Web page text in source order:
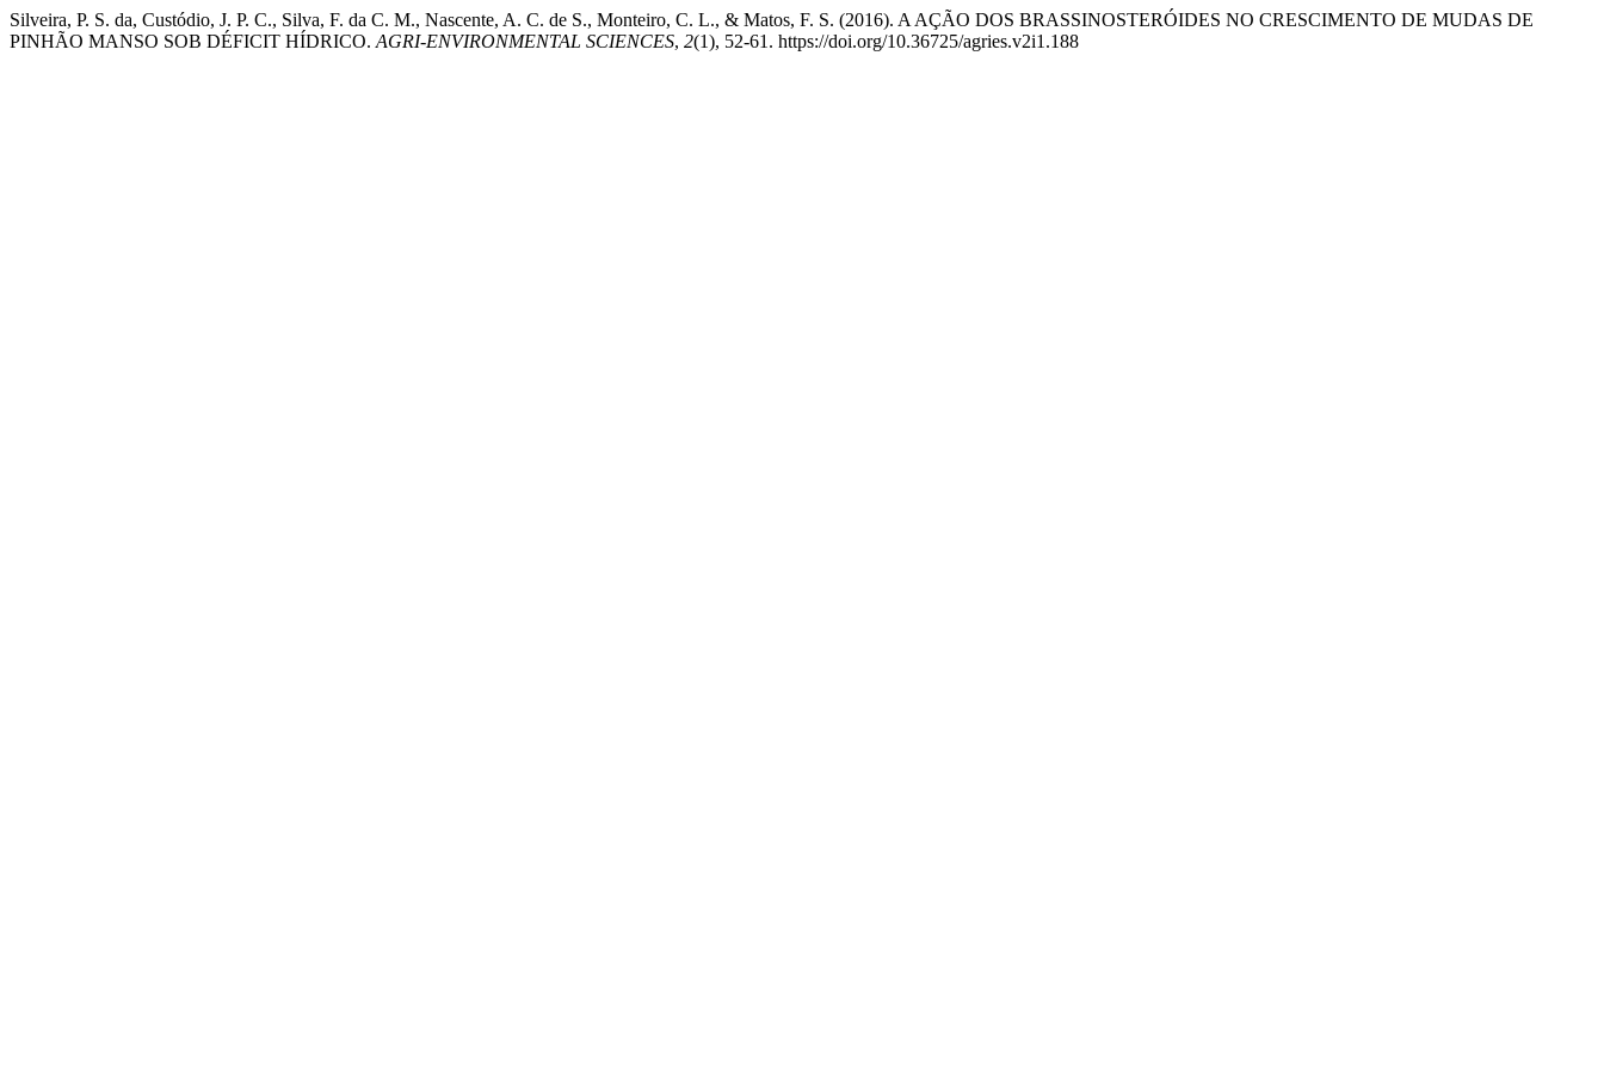
Silveira, P. S. da, Custódio, J. P. C., Silva, F. da C. M., Nascente, A. C. de S., Monteiro, C. L., & Matos, F. S. (2016). A AÇÃO DOS BRASSINOSTERÓIDES NO CRESCIMENTO DE MUDAS DE
PINHÃO MANSO SOB DÉFICIT HÍDRICO. AGRI-ENVIRONMENTAL SCIENCES, 2(1), 52-61. https://doi.org/10.36725/agries.v2i1.188